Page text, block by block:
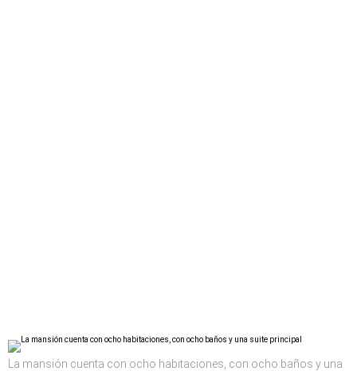
La mansión cuenta con ocho habitaciones, con ocho baños y una